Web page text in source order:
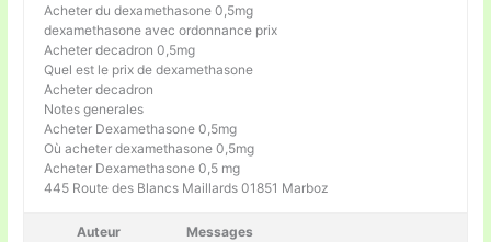
Acheter du dexamethasone 0,5mg
dexamethasone avec ordonnance prix
Acheter decadron 0,5mg
Quel est le prix de dexamethasone
Acheter decadron
Notes generales
Acheter Dexamethasone 0,5mg
Où acheter dexamethasone 0,5mg
Acheter Dexamethasone 0,5 mg
445 Route des Blancs Maillards 01851 Marboz
Auteur Messages